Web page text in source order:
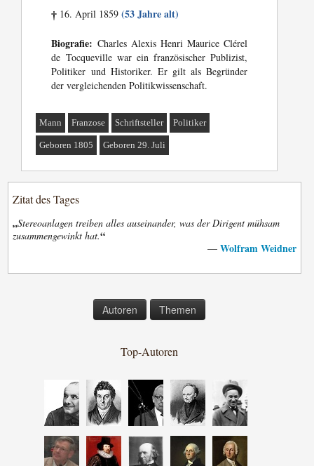
† 16. April 1859(53 Jahre alt)
Biografie: Charles Alexis Henri Maurice Clérel
de Tocqueville war ein französischer Publizist,
Politiker und Historiker. Er gilt als Begründer
der vergleichenden Politikwissenschaft.
Mann Franzose Schriftsteller Politiker
Geboren 1805 Geboren 29. Juli
Zitat des Tages
„Stereoanlagen treiben alles auseinander, was der Dirigent mühsam
zusammengewinkt hat.“
— Wolfram Weidner
Autoren Themen
Top-Autoren